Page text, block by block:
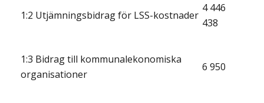
1:2 Utjämningsbidrag för LSS-kostnader
4 446
438
1:3 Bidrag till kommunalekonomiska
organisationer
6 950